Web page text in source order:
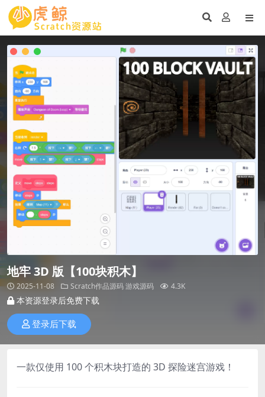
地牢 3D 版【100块积木】
2025-11-08 Scratch作品源码游戏源码 4.3K
本资源登录后免费下载
登录后下载
一款仅使用 100 个积木块打造的 3D 探险迷宫游戏！